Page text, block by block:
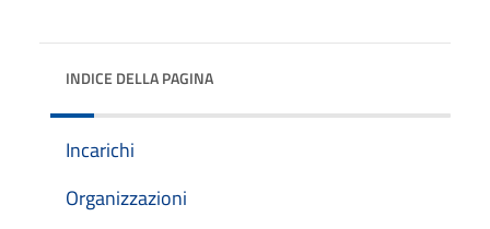
INDICE DELLA PAGINA
Incarichi
Organizzazioni